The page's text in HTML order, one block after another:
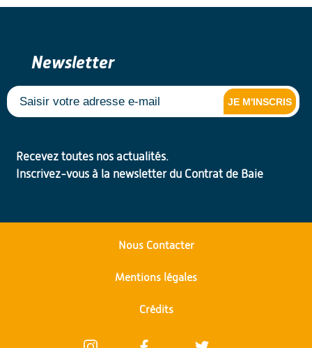
Newsletter
JE M'INSCRIS
Recevez toutes nos actualités.
Inscrivez-vous à la newsletter du Contrat de Baie
Nous Contacter
Mentions légales
Crédits